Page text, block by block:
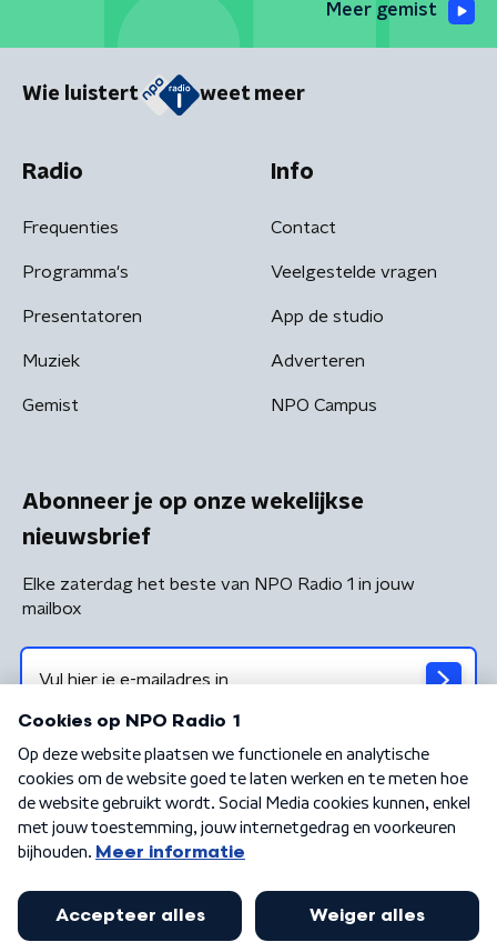
Meer gemist
Wie luistert weet meer
Radio
Frequenties
Programma's
Presentatoren
Muziek
Gemist
Info
Contact
Veelgestelde vragen
App de studio
Adverteren
NPO Campus
Abonneer je op onze wekelijkse
nieuwsbrief
Elke zaterdag het beste van NPO Radio 1 in jouw
mailbox
Algemene voorwaarden